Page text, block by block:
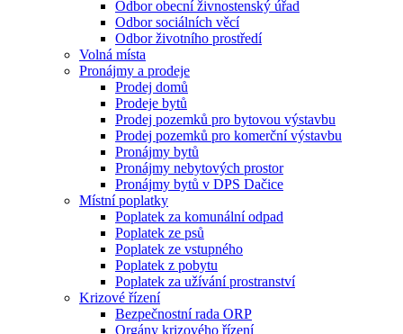
Odbor obecní živnostenský úřad
Odbor sociálních věcí
Odbor životního prostředí
Volná místa
Pronájmy a prodeje
Prodej domů
Prodeje bytů
Prodej pozemků pro bytovou výstavbu
Prodej pozemků pro komerční výstavbu
Pronájmy bytů
Pronájmy nebytových prostor
Pronájmy bytů v DPS Dačice
Místní poplatky
Poplatek za komunální odpad
Poplatek ze psů
Poplatek ze vstupného
Poplatek z pobytu
Poplatek za užívání prostranství
Krizové řízení
Bezpečnostní rada ORP
Orgány krizového řízení